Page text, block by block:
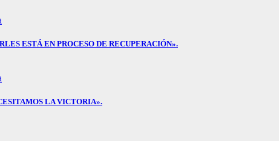
ESTÁ EN PROCESO DE RECUPERACIÓN».
LA VICTORIA».